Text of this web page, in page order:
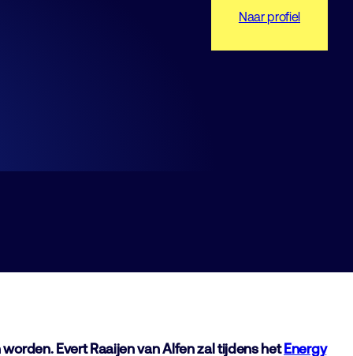
Naar profiel
Evert Raaijen van Alfen zal tijdens het Energy